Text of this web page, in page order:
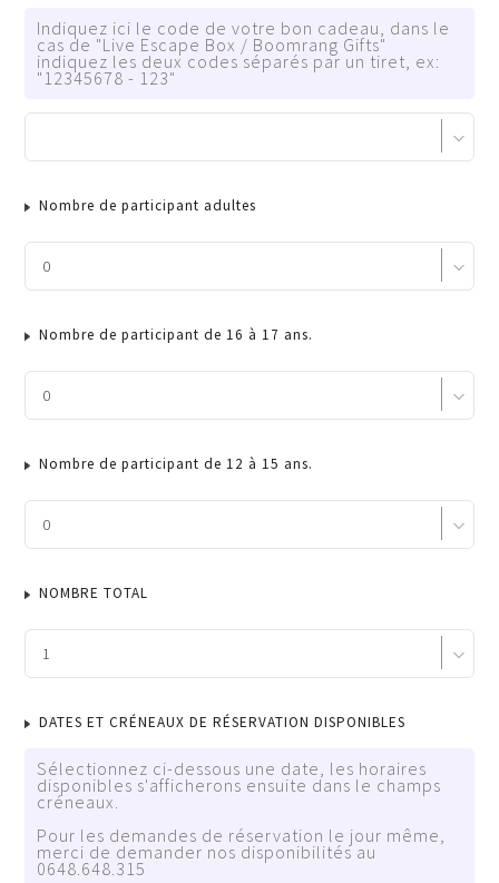
Indiquez ici le code de votre bon cadeau, dans le
cas de "Live Escape Box / Boomrang Gifts"
indiquez les deux codes séparés par un tiret, ex:
"12345678 - 123"
Nombre de participant adultes
Nombre de participant de 16 à 17 ans.
Nombre de participant de 12 à 15 ans.
NOMBRE TOTAL
DATES ET CRÉNEAUX DE RÉSERVATION DISPONIBLES
Sélectionnez ci-dessous une date, les horaires
disponibles s'afficherons ensuite dans le champs
créneaux.
Pour les demandes de réservation le jour même,
merci de demander nos disponibilités au
0648.648.315